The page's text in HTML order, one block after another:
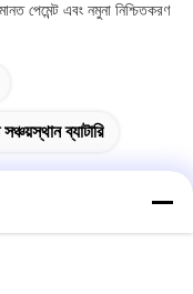
পেমেন্ট এবং নমুনা নিশ্চিতকরণ
ব্যাটারি